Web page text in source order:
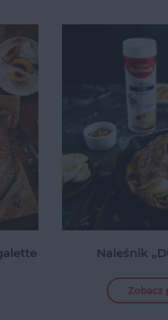
Naleśnik
Zobacz